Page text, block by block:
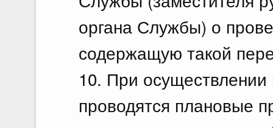
органа Службы) о
содержащую такой
10. При осуществлении
проводятся плановые